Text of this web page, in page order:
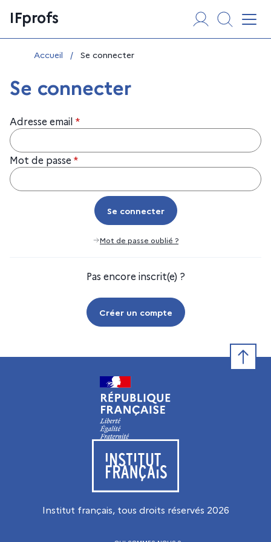
au
contenu
IFprofs
Vous êtes ici :
Accueil / Se connecter
Se connecter
Adresse email *
Mot de passe *
Se connecter
Se connecter
Mot de passe oublié ?
Pas encore inscrit(e) ?
Créer un compte
Visiter le site de l’Institut français
Institut français, tous droits réservés 2026